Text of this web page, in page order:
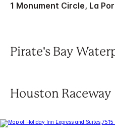
1 Monument Circle, La
Pirate's Bay
Houston Raceway